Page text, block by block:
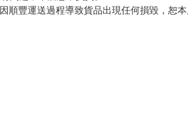
豐運送過程導致貨品出現任何損毀，恕本